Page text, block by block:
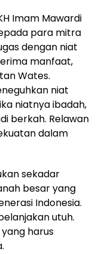
Imam Mawardi
para mitra
dengan niat
manfaat,
Wates.
niat
niatnya ibadah,
berkah. Relawan
dalam
sekadar
besar yang
Indonesia.
utuh.
harus